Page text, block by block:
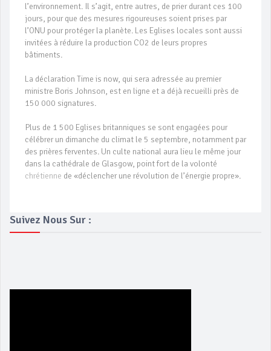
l’environnement. Il s’agit, entre autres, de prier durant ces 100
jours, pour que des mesures rigoureuses soient prises par
l’ONU pour protéger la planète. Les Eglises locales sont aussi
invitées à réduire la production CO2 de leurs propres
bâtiments.
La déclaration Time is now, qui sera adressée au premier
ministre Boris Johnson, est en ligne et a déjà recueilli près de
150 000 signatures.
Plus de 1 500 Eglises britanniques se sont engagées pour
célébrer un dimanche du climat le 5 septembre, notamment par
des prières ferventes. Un culte national aura lieu le même jour
dans la cathédrale de Glasgow, point fort de la volonté
chrétienne de «déclencher une révolution de l’énergie propre».
Suivez Nous Sur :